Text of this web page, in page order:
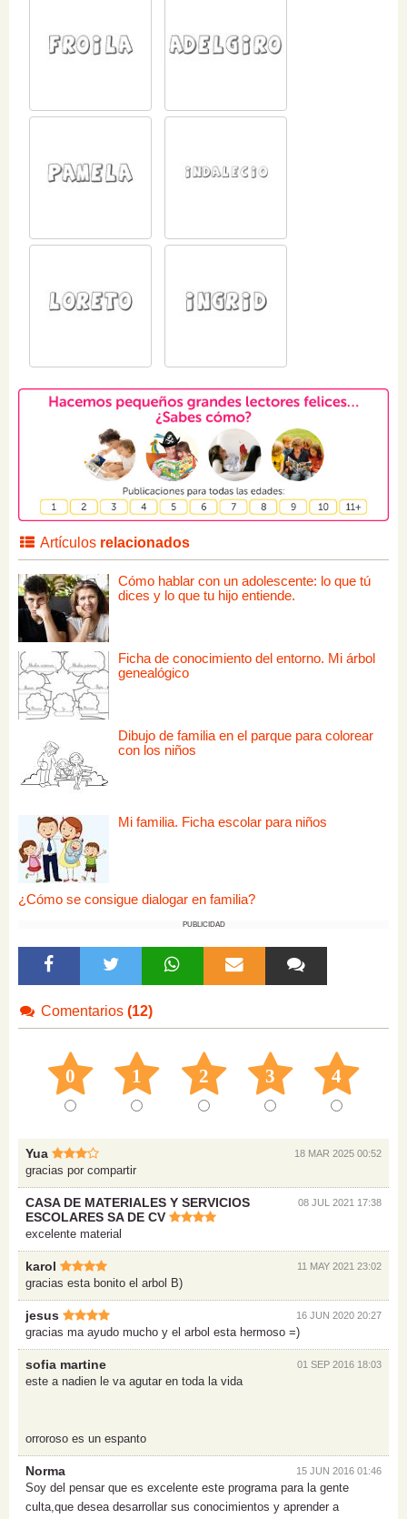
Artículos relacionados
Cómo hablar con un adolescente: lo que tú
dices y lo que tu hijo entiende.
Ficha de conocimiento del entorno. Mi árbol
genealógico
Dibujo de familia en el parque para colorear
con los niños
Mi familia. Ficha escolar para niños
¿Cómo se consigue dialogar en familia?
PUBLICIDAD
Comentarios (12)
0 1 2 3 4
18 MAR 2025 00:52
Yua
gracias por compartir
08 JUL 2021 17:38
CASA DE MATERIALES Y SERVICIOS
ESCOLARES SA DE CV
excelente material
11 MAY 2021 23:02
karol
gracias esta bonito el arbol B)
16 JUN 2020 20:27
jesus
gracias ma ayudo mucho y el arbol esta hermoso =)
01 SEP 2016 18:03
sofia martine
este a nadien le va agutar en toda la vida
orroroso es un espanto
15 JUN 2016 01:46
Norma
Soy del pensar que es excelente este programa para la gente
culta,que desea desarrollar sus conocimientos y aprender a